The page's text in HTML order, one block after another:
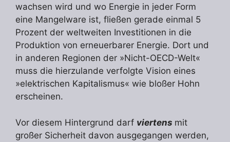
wachsen wird und wo Energie in jeder Form
eine Mangelware ist, fließen gerade einmal 5
Prozent der weltweiten Investitionen in die
Produktion von erneuerbarer Energie. Dort und
in anderen Regionen der »Nicht-OECD-Welt«
muss die hierzulande verfolgte Vision eines
»elektrischen Kapitalismus« wie bloßer Hohn
erscheinen.
Vor diesem Hintergrund darf viertens mit
großer Sicherheit davon ausgegangen werden,